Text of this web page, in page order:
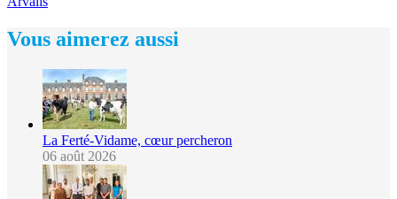
Vous aimerez aussi
La Ferté-Vidame, cœur percheron
06 août 2026